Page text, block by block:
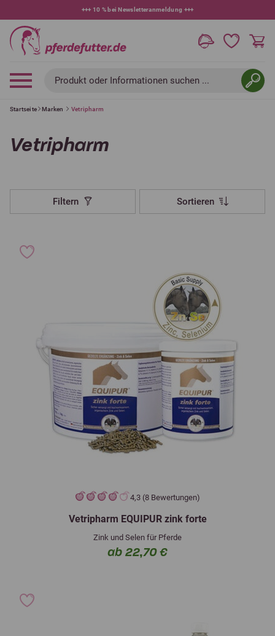
+++ 10 % bei Newsletteranmeldung +++
Produkt oder Informationen suchen ...
Startseite Marken Vetripharm
Vetripharm
Filtern Sortieren
4,3 (8 Bewertungen)
Vetripharm EQUIPUR zink forte
Zink und Selen für Pferde
ab 22,70 €